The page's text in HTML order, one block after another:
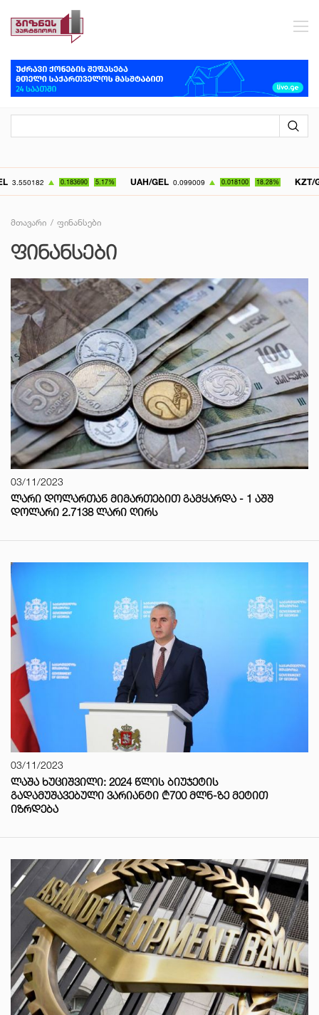
5.17% UAH/GEL 0.099009 0.018100 18.28% KZT/GEL 0.007072
მთავარი ფინანსები
ᲤᲘᲜᲐᲜᲡᲔᲑᲘ
03/11/2023
ᲚᲐᲠᲘ ᲓᲝᲚᲐᲠᲗᲐᲜ ᲛᲘᲛᲐᲠᲗᲔᲑᲘᲗ ᲒᲐᲛᲧᲐᲠᲓᲐ - 1 ᲐᲨᲨ
ᲓᲝᲚᲐᲠᲘ 2.7138 ᲚᲐᲠᲘ ᲦᲘᲠᲡ
03/11/2023
ᲚᲐᲨᲐ ᲮᲣᲪᲘᲨᲕᲘᲚᲘ: 2024 ᲬᲚᲘᲡ ᲑᲘᲣᲯᲔᲢᲘᲡ
ᲒᲐᲓᲐᲛᲣᲨᲐᲕᲔᲑᲣᲚᲘ ᲕᲐᲠᲘᲐᲜᲢᲘ ₾700 ᲛᲚᲜ-ᲖᲔ ᲛᲔᲢᲘᲗ
ᲘᲖᲠᲓᲔᲑᲐ